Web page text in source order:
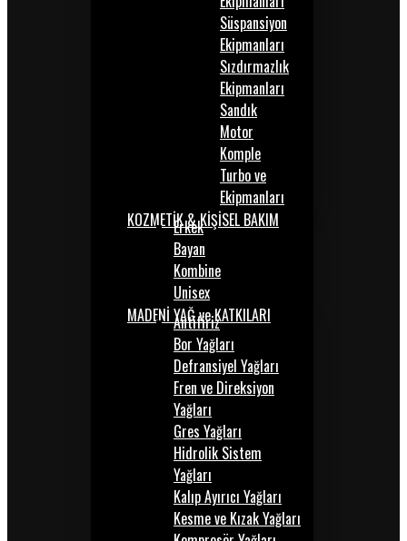
Süspansiyon
Ekipmanları
Sızdırmazlık
Ekipmanları
Sandık
Motor
Komple
Turbo ve
Ekipmanları
KOZMETİK & KİŞİSEL BAKIM
Erkek
Bayan
Kombine
Unisex
MADENİ YAĞ ve KATKILARI
Antifiriz
Bor Yağları
Defransiyel Yağları
Fren ve Direksiyon
Yağları
Gres Yağları
Hidrolik Sistem
Yağları
Kalıp Ayırıcı Yağları
Kesme ve Kızak Yağları